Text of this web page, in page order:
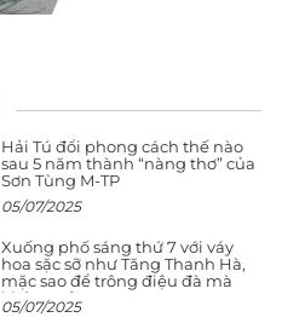
Hải Tú đổi phong cách thế nào
sau 5 năm thành “nàng thơ” của
Sơn Tùng M-TP
05/07/2025
Xuống phố sáng thứ 7 với váy
hoa sặc sỡ như Tăng Thanh Hà,
mặc sao để trông điệu đà mà
không sến
05/07/2025